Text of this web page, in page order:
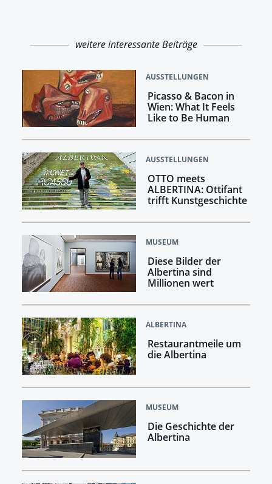
weitere interessante Beiträge
AUSSTELLUNGEN
Picasso & Bacon in
Wien: What It Feels
Like to Be Human
AUSSTELLUNGEN
OTTO meets
ALBERTINA: Ottifant
trifft Kunstgeschichte
MUSEUM
Diese Bilder der
Albertina sind
Millionen wert
ALBERTINA
Restaurantmeile um
die Albertina
MUSEUM
Die Geschichte der
Albertina